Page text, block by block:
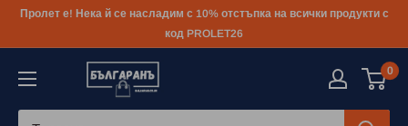
КъмПролет е! Нека й се насладим с 10% отстъпка на всички продукти с
код PROLET26
0